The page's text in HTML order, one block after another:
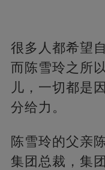
很多人都希望
而陈雪玲之所
儿，一切都是
分给力。
陈雪玲的父亲
集团总裁，集